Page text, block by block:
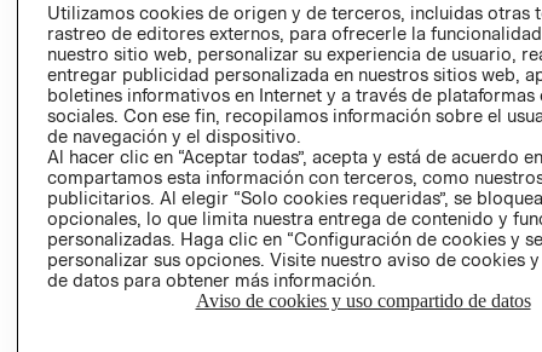
LIBRO DE
Ecuador ($)
CAMBIAR REGIÓN
Utilizamos cookies de origen y de terceros, incluidas otras
rastreo de editores externos, para ofrecerle la
nuestro sitio web, personalizar su experiencia de usuario,
entregar publicidad personalizada en nuestros sitios web,
boletines informativos en Internet y a través de plataformas
sociales. Con ese fin, recopilamos información sobre el
de navegación y el dispositivo.
Al hacer clic en “Aceptar todas”, acepta y está de acuerdo
compartamos esta información con terceros, como
publicitarios. Al elegir “Solo cookies requeridas”, se
opcionales, lo que limita nuestra entrega de contenido y
personalizadas. Haga clic en “Configuración de cookies y
personalizar sus opciones. Visite nuestro aviso de cookies
de datos para obtener más información.
Aviso de cookies y uso compartido de datos